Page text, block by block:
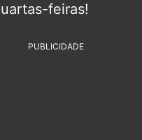
feiras!
PUBLICIDADE